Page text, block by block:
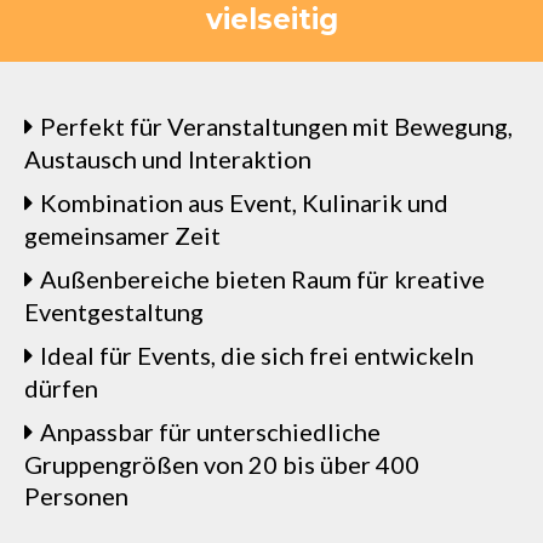
vielseitig
Perfekt für Veranstaltungen mit Bewegung,
Austausch und Interaktion
Kombination aus Event, Kulinarik und
gemeinsamer Zeit
Außenbereiche bieten Raum für kreative
Eventgestaltung
Ideal für Events, die sich frei entwickeln
dürfen
Anpassbar für unterschiedliche
Gruppengrößen von 20 bis über 400
Personen